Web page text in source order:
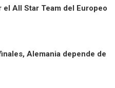
All Star Team del Europeo
Alemania depende de